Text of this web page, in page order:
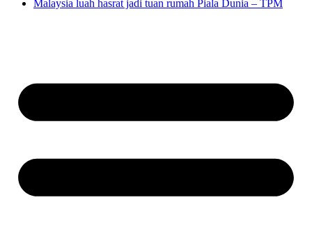
Malaysia luah hasrat jadi tuan rumah Piala Dunia – TPM